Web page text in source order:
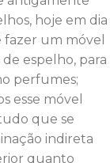
hoje em dia
fazer um móvel
espelho, para
perfumes;
esse móvel
que se
indireta
quanto